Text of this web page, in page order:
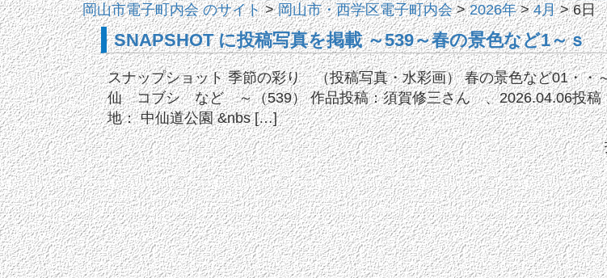
岡山市電子町内会 のサイト>岡山市・西学区電子町内会>2026年>4月>6日
SNAPSHOT に投稿写真を掲載 ～539～春の景色など1～ｓ
スナップショット 季節の彩り （投稿写真・水彩画） 春の景色など01
仙 コブシ など ～（539） 作品投稿：須賀修三さん 、2026.04.06投稿
地： 中仙道公園 &nbs […]